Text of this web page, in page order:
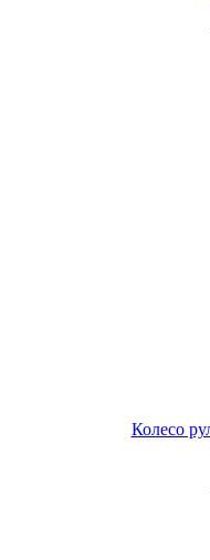
Колесо